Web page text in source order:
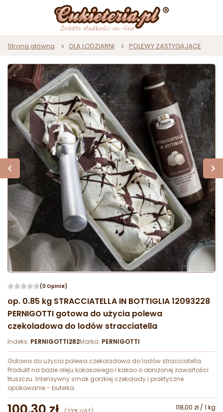
Strona główna DLA LODZIARNI POLEWY ZASTYGAJĄCE
(0 Opinie)
op. 0.85 kg STRACCIATELLA IN BOTTIGLIA 12093228
PERNIGOTTI gotowa do użycia polewa
czekoladowa do lodów stracciatella
Indeks: PERNIGOTTI282Marka: PERNIGOTTI
Gotowa do użycia polewa czekoladowa do lodów stracciatella.
Produkt na bazie oleju kokosowego i kakao o obniżonej zawartości
tłuszczu. Intensywny smak gorzkiej czekolady i praktyczne
opakowanie - butelka.
118,00 zł / 1 kg